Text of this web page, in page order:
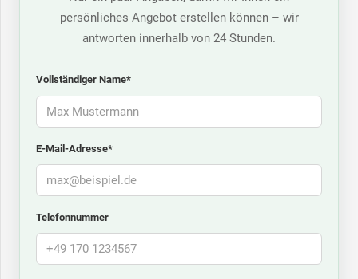
persönliches Angebot erstellen können – wir
antworten innerhalb von 24 Stunden.
Vollständiger Name*
E-Mail-Adresse*
Telefonnummer